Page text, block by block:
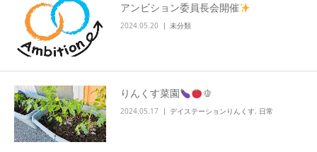
アンビション委員長会開催
2024.05.20 未分類
りんくす菜園 🫑
2024.05.17 デイステーションりんくす, 日常